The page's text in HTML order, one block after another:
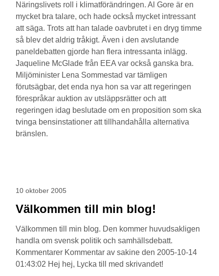
Näringslivets roll i klimatförändringen. Al Gore är en
mycket bra talare, och hade också mycket intressant
att säga. Trots att han talade oavbrutet i en dryg timme
så blev det aldrig tråkigt. Även i den avslutande
paneldebatten gjorde han flera intressanta inlägg.
Jaqueline McGlade från EEA var också ganska bra.
Miljöminister Lena Sommestad var tämligen
förutsägbar, det enda nya hon sa var att regeringen
förespråkar auktion av utsläppsrätter och att
regeringen idag beslutade om en proposition som ska
tvinga bensinstationer att tillhandahålla alternativa
bränslen.
10 oktober 2005
Välkommen till min blog!
Välkommen till min blog. Den kommer huvudsakligen
handla om svensk politik och samhällsdebatt.
Kommentarer Kommentar av sakine den 2005-10-14
01:43:02 Hej hej, Lycka till med skrivandet!